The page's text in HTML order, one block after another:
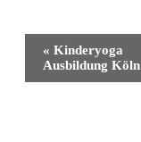
Veranstaltung
Navigation
« Kinderyoga
Ausbildung Köln